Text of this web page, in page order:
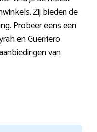
Zij bieden de
Probeer eens een
en Guerriero
van